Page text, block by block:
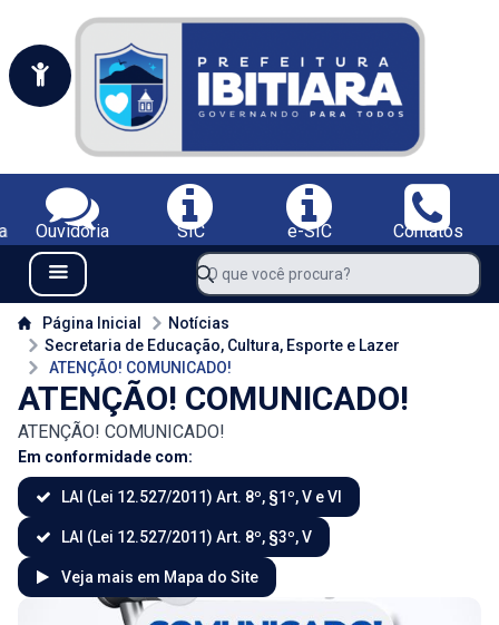
Portal da Prefeitura Municipal de Ibitiara-BA
Serviços da Prefeitura Municipal de Ibitiara-BA;
Ouvidoria SIC e-SIC
Contatos
Navegue pelo portal da Prefeitura de Ibitiara-BA
Menu Bar
O que você procura?
Conteúdo da Prefeitura de Ibitiara-BA
Página Inicial
Notícias
Secretaria de Educação, Cultura, Esporte e Lazer
ATENÇÃO! COMUNICADO!
ATENÇÃO! COMUNICADO!
ATENÇÃO! COMUNICADO!
Em conformidade com:
LAI (Lei 12.527/2011) Art. 8º, §1º, V e VI
LAI (Lei 12.527/2011) Art. 8º, §3º, V
Veja mais em Mapa do Site